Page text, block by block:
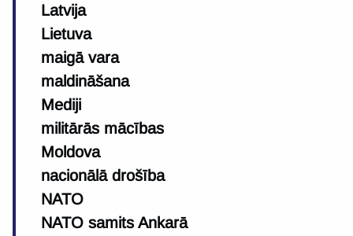
Latvija
Lietuva
maigā vara
maldināšana
Mediji
militārās mācības
Moldova
nacionālā drošība
NATO
NATO samits Ankarā